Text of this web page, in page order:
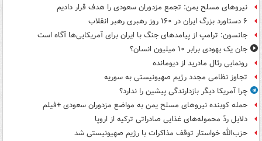
نیروهای مسلح یمن: تجمع مزدوران سعودی را هدف قرار دادیم
۶ دستاورد بزرگ ایران در ۱۶۰ روز رهبری رهبر انقلاب
جانسون: ترامپ از پیامدهای جنگ با ایران برای آمریکایی‌ها آگاه است
جان یک یهودی برابر ۱۰ میلیون انسان؟
رونمایی رئال مادرید از دیومانده
تجاوز نظامی مجدد رژیم صهیونیستی به سوریه
چرا آمریکا دیگر بازدارندگی پیشین را ندارد؟
حمله کوبنده نیروهای مسلح یمن به مواضع مزدوران سعودی +فیلم
دلایل ردّ محموله‌های غذایی صادراتی ترکیه از اروپا
حزب‌الله خواستار توقف مذاکرات با رژیم صهیونیستی شد